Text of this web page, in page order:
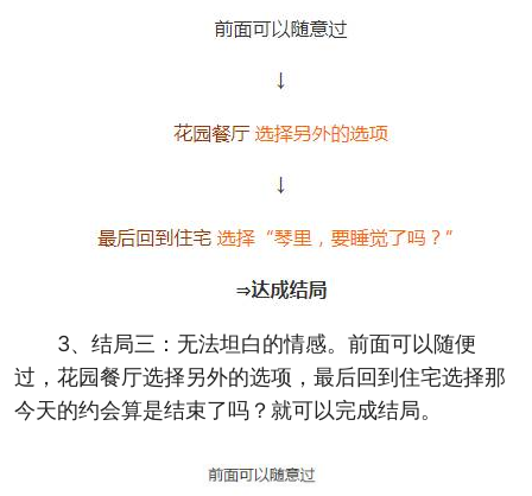
3、结局三：无法坦白的情感。前面可以随便
过，花园餐厅选择另外的选项，最后回到住宅选择那
今天的约会算是结束了吗？就可以完成结局。